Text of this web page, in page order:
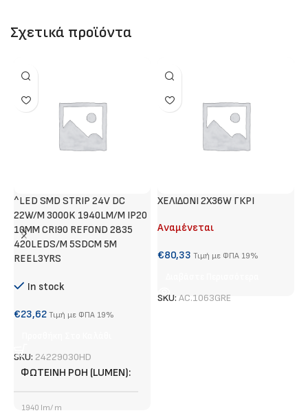
Σχετικά προϊόντα
^LED SMD STRIP 24V DC
22W/M 3000K 1940LM/M IP20
10MM CRI90 REFOND 2835
420LEDS/M 5SDCM 5M
REEL3YRS
In stock
€23,62 Τιμή με ΦΠΑ 19%
SKU: 24229030HD
ΦΩΤΕΙΝΉ ΡΟΉ (LUMEN)
1940 lm/ m
ΧΕΛΙΔΟΝΙ 2Χ36W ΓΚΡΙ
Αναμένεται
€80,33 Τιμή με ΦΠΑ 19%
SKU: AC.1063GRE